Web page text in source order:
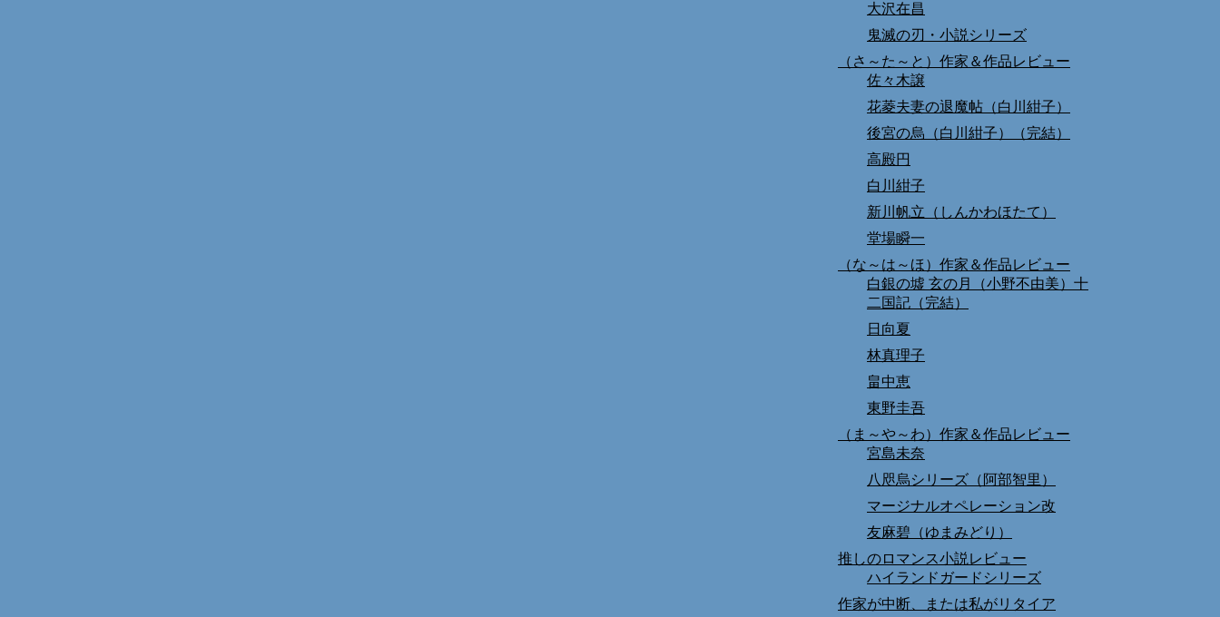
大沢在昌
鬼滅の刃・小説シリーズ
（さ～た～と）作家＆作品レビュー
佐々木譲
花菱夫妻の退魔帖（白川紺子）
後宮の烏（白川紺子）（完結）
高殿円
白川紺子
新川帆立（しんかわほたて）
堂場瞬一
（な～は～ほ）作家＆作品レビュー
白銀の墟 玄の月（小野不由美）十
二国記（完結）
日向夏
林真理子
畠中恵
東野圭吾
（ま～や～わ）作家＆作品レビュー
宮島未奈
八咫烏シリーズ（阿部智里）
マージナルオペレーション改
友麻碧（ゆまみどり）
推しのロマンス小説レビュー
ハイランドガードシリーズ
作家が中断、または私がリタイア